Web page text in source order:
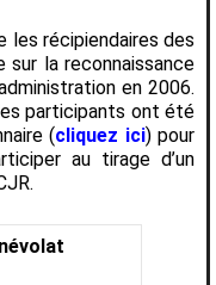
récipiendaires des
la reconnaissance
en 2006.
participants ont été
(cliquez ici) pour
au tirage d’un